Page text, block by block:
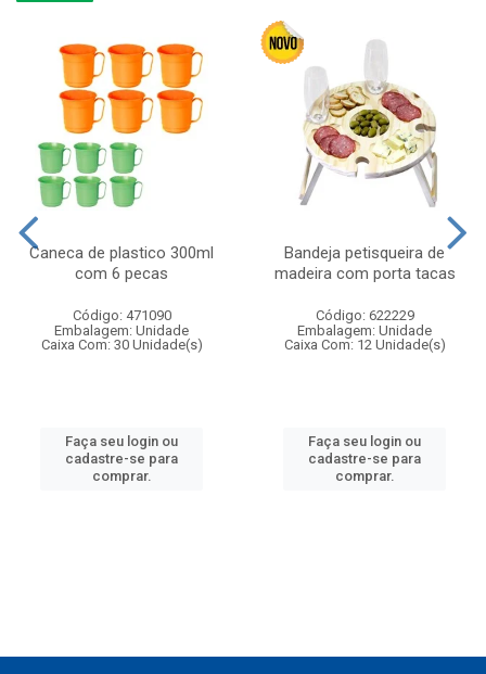
Caneca de plastico 300ml
com 6 pecas
Código: 471090
Embalagem: Unidade
Caixa Com: 30 Unidade(s)
Faça seu login ou
cadastre-se para
comprar.
Bandeja petisqueira de
madeira com porta tacas
Código: 622229
Embalagem: Unidade
Caixa Com: 12 Unidade(s)
Faça seu login ou
cadastre-se para
comprar.